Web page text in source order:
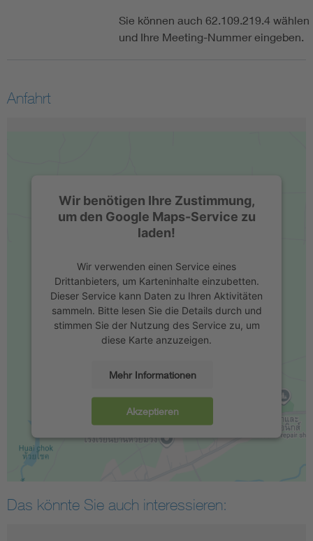
Sie können auch 62.109.219.4 wählen
und Ihre Meeting-Nummer eingeben.
Anfahrt
Wir benötigen Ihre Zustimmung,
um den Google Maps-Service zu
laden!
Wir verwenden einen Service eines
Drittanbieters, um Karteninhalte einzubetten.
Dieser Service kann Daten zu Ihren Aktivitäten
sammeln. Bitte lesen Sie die Details durch und
stimmen Sie der Nutzung des Service zu, um
diese Karte anzuzeigen.
Mehr Informationen
Akzeptieren
Das könnte Sie auch interessieren: